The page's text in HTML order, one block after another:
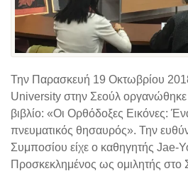
Την Παρασκευή 19 Οκτωβρίου
University στην Σεούλ οργανώθηκε
βιβλίο: «Οι Ορθόδοξες Εικόνες:
πνευματικός θησαυρός». Την
Συμποσίου είχε ο καθηγητής Jae-
Προσκεκλημένος ως ομιλητής στο